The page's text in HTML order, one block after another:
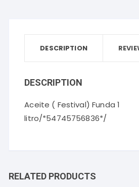
DESCRIPTION
DESCRIPTION
Aceite ( Festival) Funda 1
litro/*54745756836*/
RELATED PRODUCTS